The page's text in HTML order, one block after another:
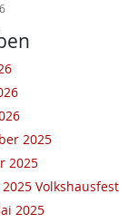
2025
2025
Volkshausfest
2025